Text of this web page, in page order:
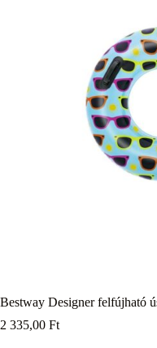
Bestway Designer felfújható
2 335,00 Ft